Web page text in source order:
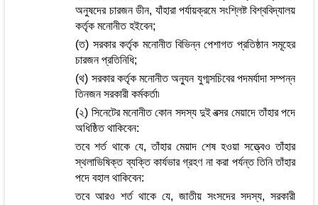
অনুষদের চারজন ডীন, যাঁহারা পর্যায়ক্রমে সংশ্লিষ্ট বিশ্ববিদ্যালয়
কর্তৃক মনোনীত হইবেন;
(ত) সরকার কর্তৃক মনোনীত বিভিন্ন পেশাগত প্রতিষ্ঠান সমূহের
চারজন প্রতিনিধি;
(থ) সরকার কর্তৃক মনোনীত অন্যুন যুগ্মসচিবের পদমর্যাদা সম্পন্ন
তিনজন সরকারী কর্মকর্তা৷
(২) সিনেটের মনোনীত কোন সদস্য দুই বত্সর মেয়াদে তাঁহার পদে
অধিষ্ঠিত থাকিবেন:
তবে শর্ত থাকে যে, তাঁহার মেয়াদ শেষ হওয়া সত্ত্বেও তাঁহার
স্থলাভিষিক্ত ব্যক্তি কার্যভার গ্রহণ না করা পর্যন্ত তিনি তাঁহার
পদে বহাল থাকিবেন:
তবে আরও শর্ত থাকে যে, জাতীয় সংসদের সদস্য, সরকারী